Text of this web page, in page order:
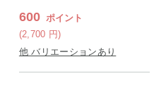
600 ポイント
(2,700 円)
他 バリエーションあり